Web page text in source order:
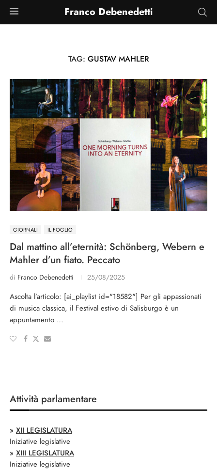
Franco Debenedetti
TAG: GUSTAV MAHLER
GIORNALI IL FOGLIO
Dal mattino all’eternità: Schönberg, Webern e
Mahler d’un fiato. Peccato
di Franco Debenedetti 25/08/2025
Ascolta l’articolo: [ai_playlist id="18582"] Per gli appassionati
di musica classica, il Festival estivo di Salisburgo è un
appuntamento …
Attività parlamentare
» XII LEGISLATURA
Iniziative legislative
» XIII LEGISLATURA
Iniziative legislative